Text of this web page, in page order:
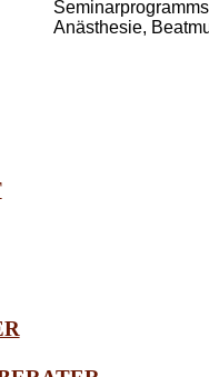
Anästhesie,